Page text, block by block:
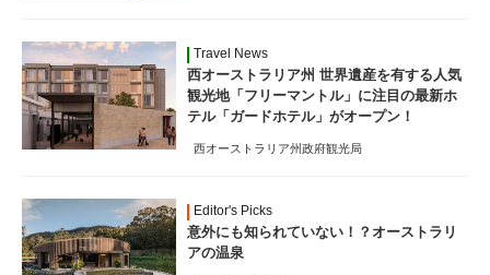
Travel News
西オーストラリア州 世界遺産を有する人気
観光地「フリーマントル」に注目の最新ホ
テル「ガードホテル」がオープン！
西オーストラリア州政府観光局
Editor's Picks
意外にも知られていない！？オーストラリ
アの温泉